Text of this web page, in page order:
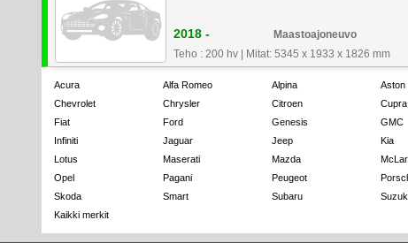
2018 -
Maastoajoneuvo
Teho : 200 hv
Mitat: 5345 x 1933 x 1826 mm
Acura Alfa Romeo Alpina Aston
Chevrolet
Chrysler Citroen Cupra
Fiat
Ford Genesis GMC
Infiniti
Jaguar Jeep Kia
Lotus
Maserati Mazda
Opel
Pagani Peugeot
Skoda
Smart Subaru
Kaikki merkit